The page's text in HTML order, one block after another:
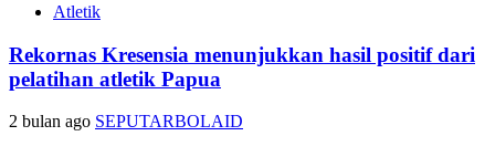
Atletik
Rekornas Kresensia menunjukkan hasil positif dari
pelatihan atletik Papua
2 bulan ago SEPUTARBOLAID